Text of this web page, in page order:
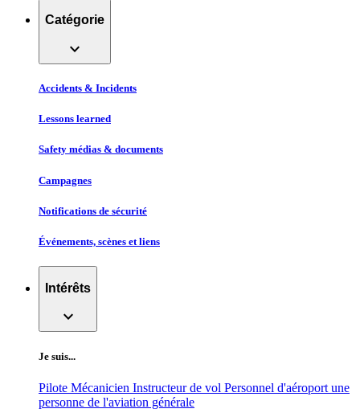
Catégorie
expand_more
Accidents & Incidents
Lessons learned
Safety médias & documents
Campagnes
Notifications de sécurité
Événements, scènes et liens
Intérêts
expand_more
Je suis...
Pilote Mécanicien Instructeur de vol Personnel d'aéroport une
personne de l'aviation générale